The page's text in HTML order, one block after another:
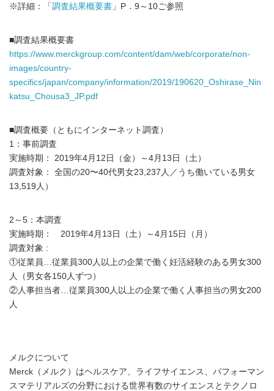
※詳細：「 調査結果概要書 」P．9～10ご参照
■調査結果概要書
https://www.merckgroup.com/content/dam/web/corporate/non-
images/country-
specifics/japan/company/information/2019/190620_Oshirase_Nin
katsu_Chousa3_JP.pdf
■調査概要（ともにインターネット調査）
1：事前調査
実施時期： 2019年4月12日（金）～4月13日（土）
調査対象： 全国の20〜40代男女23,237人／うち働いている男女
13,519人）
2～5：本調査
実施時期： 2019年4月13日（土）～4月15日（月）
調査対象 :
①従業員…従業員300人以上の企業で働く妊活経験のある男女300
人（男女各150人ずつ）
②人事担当者…従業員300人以上の企業で働く人事担当の男女200
人
メルクについて
Merck（メルク）はヘルスケア、ライフサイエンス、パフォーマン
スマテリアルズの分野における世界有数のサイエンスとテクノロ